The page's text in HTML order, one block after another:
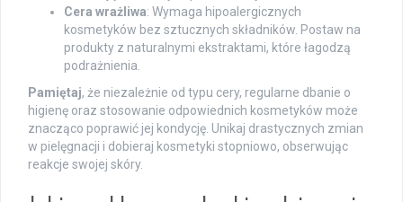
Cera wrażliwa: Wymaga hipoalergicznych
kosmetyków bez sztucznych składników. Postaw na
produkty z naturalnymi ekstraktami, które łagodzą
podrażnienia.
Pamiętaj, że niezależnie od typu cery, regularne dbanie o
higienę oraz stosowanie odpowiednich kosmetyków może
znacząco poprawić jej kondycję. Unikaj drastycznych zmian
w pielęgnacji i dobieraj kosmetyki stopniowo, obserwując
reakcje swojej skóry.